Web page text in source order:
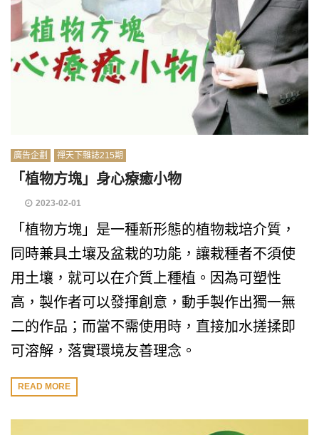
廣告企劃 禪天下雜誌215期
「植物方塊」身心療癒小物
2023-02-01
「植物方塊」是一種新形態的植物栽培介質，
同時兼具土壤及盆栽的功能，讓栽種者不須使
用土壤，就可以在介質上種植。因為可塑性
高，製作者可以發揮創意，動手製作出獨一無
二的作品；而當不需使用時，直接加水搓揉即
可溶解，落實環境友善理念。
READ MORE